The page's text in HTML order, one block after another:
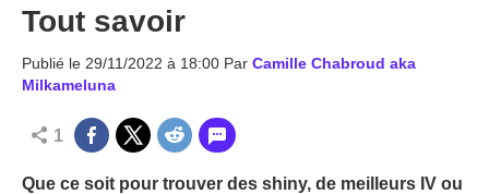
Tout savoir
Publié le 29/11/2022 à 18:00 Par Camille Chabroud aka
Milkameluna
1
Que ce soit pour trouver des shiny, de meilleurs IV ou